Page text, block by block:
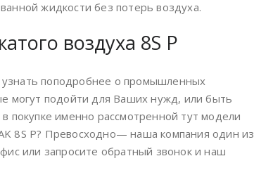
жидкости без потерь воздуха.
воздуха 8S P
поподробнее о промышленных
могут подойти для Ваших нужд, или быть
именно рассмотренной тут модели
8S P? Превосходно— наша компания один из
или запросите обратный звонок и наш